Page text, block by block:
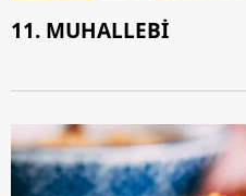
11. MUHALLEBİ